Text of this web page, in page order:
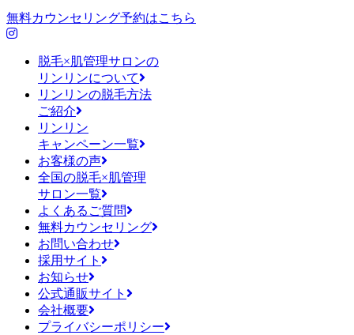
無料カウンセリング予約はこちら
脱毛×肌管理サロンの
リンリンについて
リンリンの脱毛方法
ご紹介
リンリン
キャンペーン一覧
お客様の声
全国の脱毛×肌管理
サロン一覧
よくあるご質問
無料カウンセリング
お問い合わせ
採用サイト
お知らせ
公式通販サイト
会社概要
プライバシーポリシー